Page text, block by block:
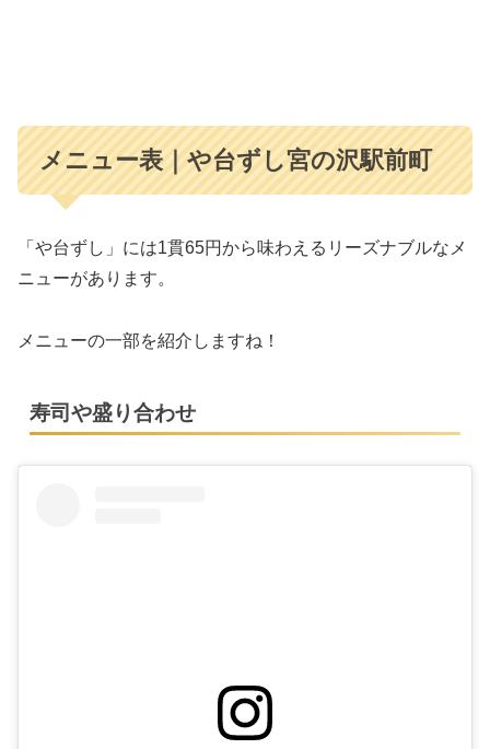
メニュー表｜や台ずし宮の沢駅前町
「や台ずし」には1貫65円から味わえるリーズナブルなメ
ニューがあります。
メニューの一部を紹介しますね！
寿司や盛り合わせ